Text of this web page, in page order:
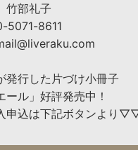
部礼子
5071-8611
発行した片づけ小冊子
ール」好評発売中！
込は下記ボタンより